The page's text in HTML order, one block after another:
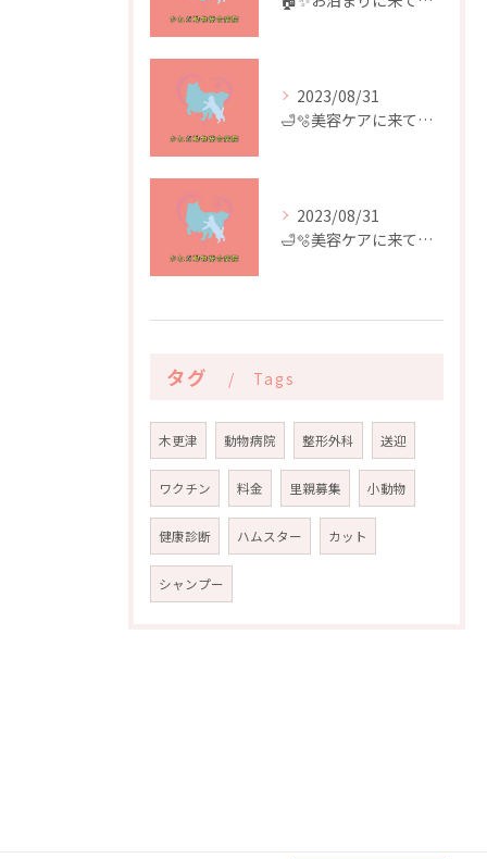
2023/08/31
🛁🫧美容ケアに来てくれたお友達🫧🛁
2023/08/31
🛁🫧美容ケアに来てくれたお友達🫧🛁
タグ Tags
木更津 動物病院 整形外科 送迎
ワクチン 料金 里親募集 小動物
健康診断 ハムスター カット
シャンプー